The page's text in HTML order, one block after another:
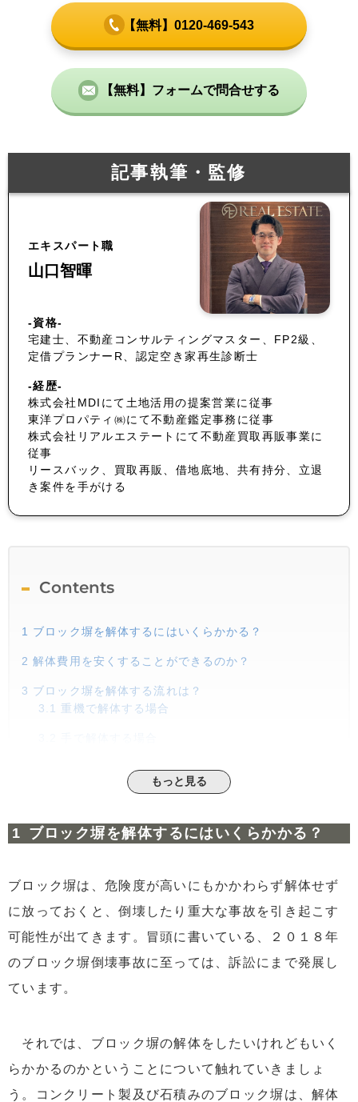
【無料】0120-469-543
【無料】フォームで問合せする
記事執筆・監修
エキスパート職
山口智暉
-資格-
宅建士、不動産コンサルティングマスター、FP2級、
定借プランナーR、認定空き家再生診断士
-経歴-
株式会社MDIにて土地活用の提案営業に従事
東洋プロパティ㈱にて不動産鑑定事務に従事
株式会社リアルエステートにて不動産買取再販事業に
従事
リースバック、買取再販、借地底地、共有持分、立退
き案件を手がける
Contents
1 ブロック塀を解体するにはいくらかかる？
2 解体費用を安くすることができるのか？
3 ブロック塀を解体する流れは？
3.1 重機で解体する場合
ブロック塀解体の具体的な例は？
もっと見る
ブロック塀を解体するにはいくらかかる？
ブロック塀は、危険度が高いにもかかわらず解体せず
に放っておくと、倒壊したり重大な事故を引き起こす
可能性が出てきます。冒頭に書いている、２０１８年
のブロック塀倒壊事故に至っては、訴訟にまで発展し
ています。
それでは、ブロック塀の解体をしたいけれどもいく
らかかるのかということについて触れていきましょ
う。コンクリート製及び石積みのブロック塀は、解体